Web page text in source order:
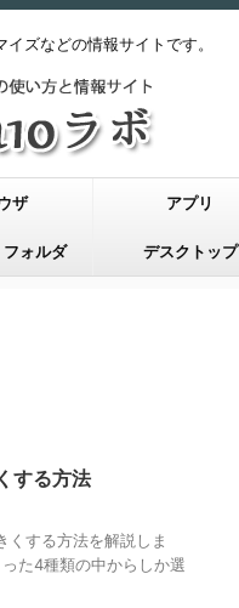
ズなどの情報サイトです。
ザ アプリ
ォルダ デスクトップ
する方法
する方法を解説しま
た4種類の中からしか選